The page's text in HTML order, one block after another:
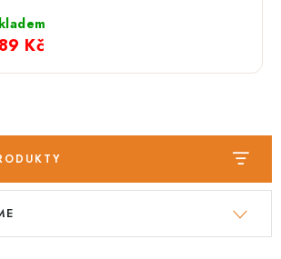
Doprava a platba
Obchodní podmínky
údajů
cookies
Hodnocení obchodu
Kč